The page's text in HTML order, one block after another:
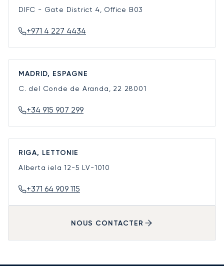
DIFC - Gate District 4, Office B03
+971 4 227 4434
MADRID, ESPAGNE
C. del Conde de Aranda, 22 28001
+34 915 907 299
RIGA, LETTONIE
Alberta iela 12-5 LV-1010
+371 64 909 115
NOUS CONTACTER